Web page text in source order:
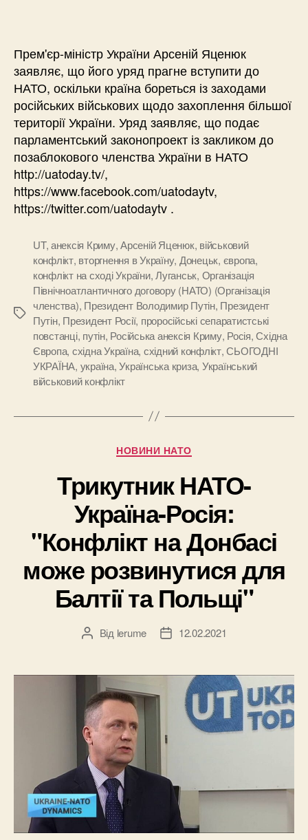
Прем'єр-міністр України Арсеній Яценюк
заявляє, що його уряд прагне вступити до
НАТО, оскільки країна бореться із заходами
російських військових щодо захоплення більшої
території України. Уряд заявляє, що подає
парламентський законопроект із закликом до
позаблокового членства України в НАТО
http://uatoday.tv/,
https://www.facebook.com/uatodaytv,
https://twitter.com/uatodaytv .
Позначки
UT,анексія Криму,Арсеній Яценюк, військовий
конфлікт, вторгнення в Україну, Донецьк, європа,
конфлікт на сході України,Луганськ, Організація
Північноатлантичного договору (НАТО) (Організація
членства), Президент Володимир Путін, Президент
Путін, Президент Росії, проросійські сепаратистські
повстанці, путін, Російська анексія Криму, Росія,Східна
Європа, східна Україна, східний конфлікт,СЬОГОДНІ
УКРАЇНА, україна,Українська криза, Український
військовий конфлікт
Категорії
НОВИНИ НАТО
Трикутник НАТО-
Україна-Росія:
"Конфлікт на Донбасі
може розвинутися для
Балтії та Польщі"
Автор
Від lerume
Дата12.02.2021